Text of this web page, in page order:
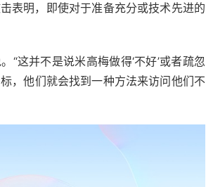
表明，即使对于准备充分或技术先进的
“这并不是说米高梅做得‘不好’或者疏忽
，他们就会找到一种方法来访问他们不